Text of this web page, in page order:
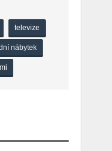
televize
nábytek